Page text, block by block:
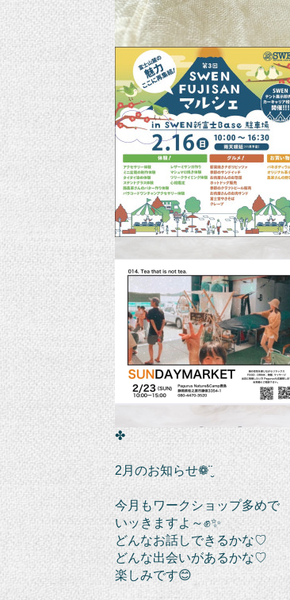
✤
2月のお知らせ❁¨̮
今月もワークショップ多めで
いッきますよ～✊✨
どんなお話しできるかな♡
どんな出会いがあるかな♡
楽しみです😊